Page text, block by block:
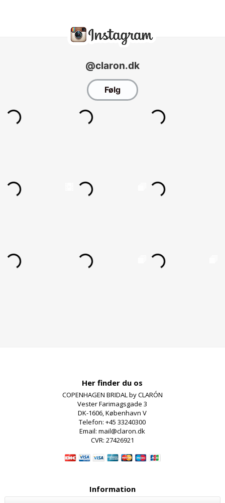
Her finder du os
COPENHAGEN BRIDAL by CLARÓN
Vester Farimagsgade 3
DK-1606, København V
Telefon: +45 33240300
Email: mail@claron.dk
CVR: 27426921
Information